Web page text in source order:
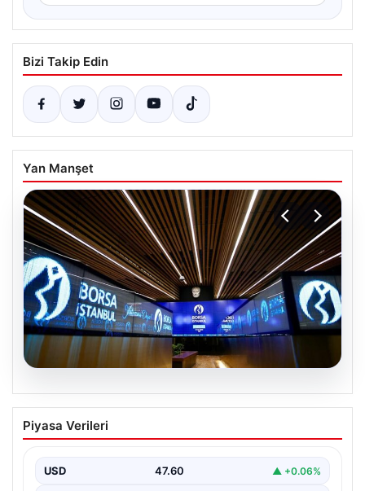
Bizi Takip Edin
Yan Manşet
05.08.2026
Yatırım araçlarının haftalık performansı
nasıl oldu?
Gelişmeler", "content": "Türkiye'nin finans piyasalarında
son bir hafta…
Piyasa Verileri
USD 47.60 ▲ +0.06%